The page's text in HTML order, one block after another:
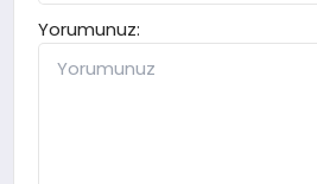
Yorumunuz: